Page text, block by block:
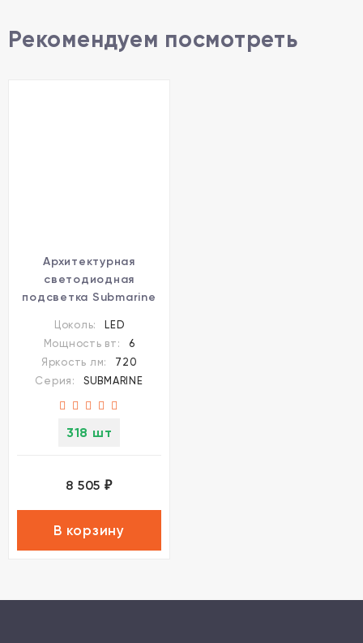
Рекомендуем посмотреть
Архитектурная
светодиодная
подсветка Submarine
Цоколь:
LED
Мощность вт:
6
Яркость лм:
720
Серия:
SUBMARINE
318 шт
8 505 ₽
В корзину